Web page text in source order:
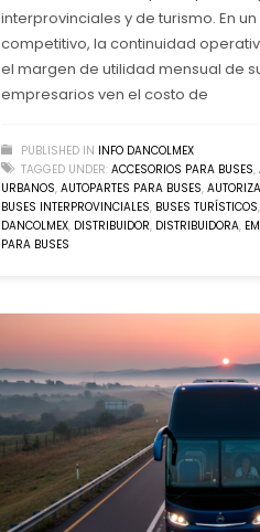
interprovinciales y de turismo. En
competitivo, la continuidad
el margen de utilidad mensual de
empresarios ven el costo de
PUBLISHED IN INFO DANCOLMEX
TAGGED UNDER: ACCESORIOS PARA BUSES,
URBANOS, AUTOPARTES PARA BUSES,
BUSES INTERPROVINCIALES, BUSES TURÍSTICOS,
DANCOLMEX, DISTRIBUIDOR, DISTRIBUIDORA,
PARA BUSES